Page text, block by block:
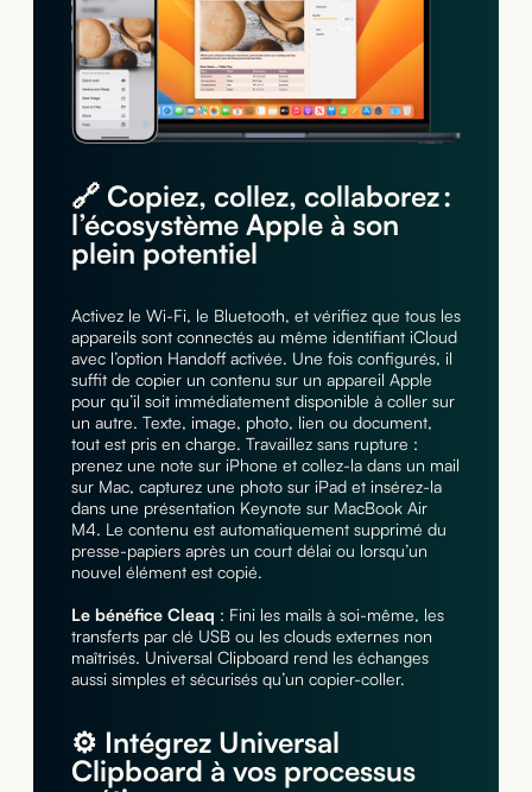
🔗 Copiez, collez, collaborez :
l’écosystème Apple à son
plein potentiel
Activez le Wi-Fi, le Bluetooth, et vérifiez que tous les
appareils sont connectés au même identifiant iCloud
avec l’option Handoff activée. Une fois configurés, il
suffit de copier un contenu sur un appareil Apple
pour qu’il soit immédiatement disponible à coller sur
un autre. Texte, image, photo, lien ou document,
tout est pris en charge. Travaillez sans rupture :
prenez une note sur iPhone et collez-la dans un mail
sur Mac, capturez une photo sur iPad et insérez-la
dans une présentation Keynote sur MacBook Air
M4. Le contenu est automatiquement supprimé du
presse-papiers après un court délai ou lorsqu’un
nouvel élément est copié.
Le bénéfice Cleaq : Fini les mails à soi-même, les
transferts par clé USB ou les clouds externes non
maîtrisés. Universal Clipboard rend les échanges
aussi simples et sécurisés qu’un copier-coller.
⚙️ Intégrez Universal
Clipboard à vos processus